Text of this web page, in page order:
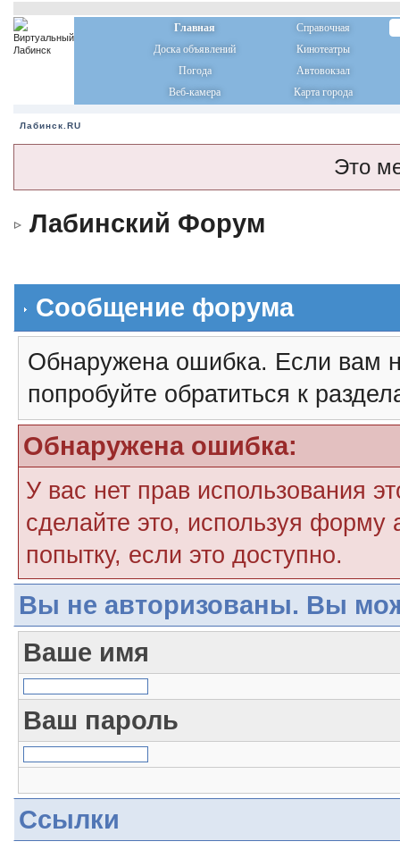
Главная
Справочная
Доска объявлений
Кинотеатры
Погода
Автовокзал
Веб-камера
Карта города
Лабинск.RU
Это
Лабинский Форум
Сообщение форума
Обнаружена ошибка. Если вам
попробуйте обратиться к
Обнаружена ошибка:
У вас нет прав использования
сделайте это, используя форму
попытку, если это доступно.
Вы не авторизованы. Вы
Ваше имя
Ваш пароль
Ссылки